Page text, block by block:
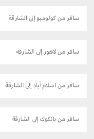
سافر من كولومبو إلى الشارقة
سافر من لاهور إلى الشارقة
سافر من اسلام آباد إلى الشارقة
سافر من بانكوك إلى الشارقة